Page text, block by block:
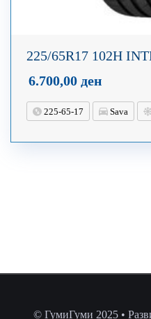
225/65R17 102H
6.700,00 ден
225-65-17 Sava
© ГумиГуми 2025 •